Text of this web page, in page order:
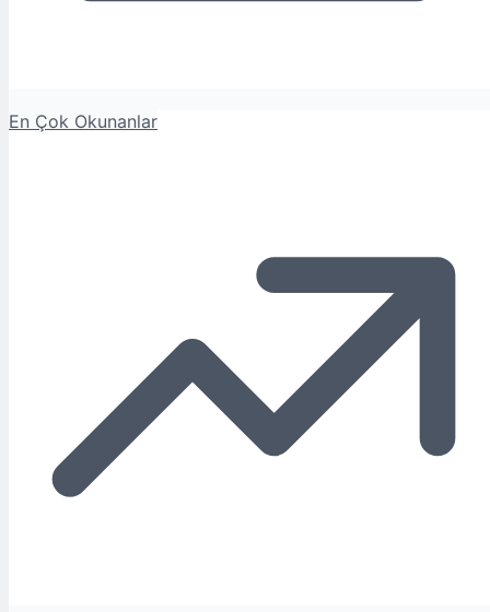
En Çok Okunanlar